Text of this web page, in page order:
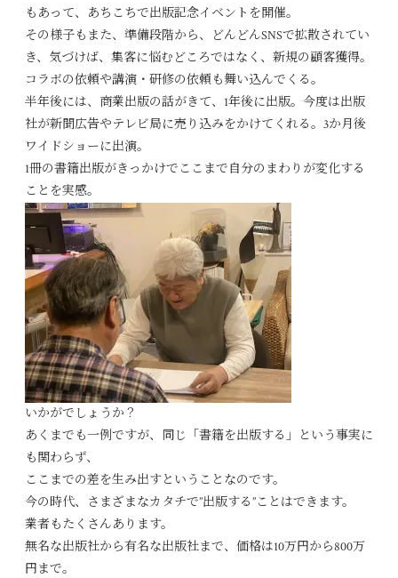
もあって、あちこちで出版記念イベントを開催。
その様子もまた、準備段階から、どんどんSNSで拡散されてい
き、気づけば、集客に悩むどころではなく、新規の顧客獲得。
コラボの依頼や講演・研修の依頼も舞い込んでくる。
半年後には、商業出版の話がきて、1年後に出版。今度は出版
社が新聞広告やテレビ局に売り込みをかけてくれる。3か月後
ワイドショーに出演。
1冊の書籍出版がきっかけでここまで自分のまわりが変化する
ことを実感。
いかがでしょうか？
あくまでも一例ですが、同じ「書籍を出版する」という事実に
も関わらず、
ここまでの差を生み出すということなのです。
今の時代、さまざまなカタチで”出版する”ことはできます。
業者もたくさんあります。
無名な出版社から有名な出版社まで、価格は10万円から800万
円まで。